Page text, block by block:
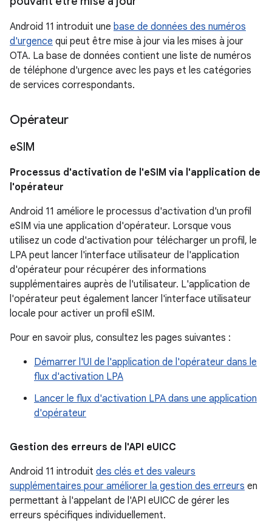
Android 11 introduit une base de données des numéros
d'urgence qui peut être mise à jour via les mises à jour
OTA. La base de données contient une liste de numéros
de téléphone d'urgence avec les pays et les catégories
de services correspondants.
Opérateur
eSIM
Processus d'activation de l'eSIM via l'application de
l'opérateur
Android 11 améliore le processus d'activation d'un profil
eSIM via une application d'opérateur. Lorsque vous
utilisez un code d'activation pour télécharger un profil, le
LPA peut lancer l'interface utilisateur de l'application
d'opérateur pour récupérer des informations
supplémentaires auprès de l'utilisateur. L'application de
l'opérateur peut également lancer l'interface utilisateur
locale pour activer un profil eSIM.
Pour en savoir plus, consultez les pages suivantes :
Démarrer l'UI de l'application de l'opérateur dans le
flux d'activation LPA
Lancer le flux d'activation LPA dans une application
d'opérateur
Gestion des erreurs de l'API eUICC
Android 11 introduit des clés et des valeurs
supplémentaires pour améliorer la gestion des erreurs en
permettant à l'appelant de l'API eUICC de gérer les
erreurs spécifiques individuellement.